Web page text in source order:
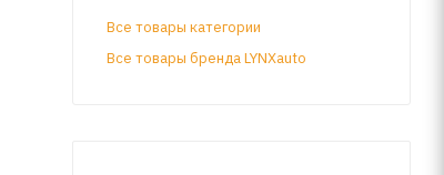
Все товары категории
Все товары бренда LYNXauto